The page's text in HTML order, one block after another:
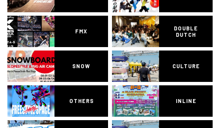
FMX
DOUBLE
DUTCH
SNOW CULTURE
OTHERS INLINE